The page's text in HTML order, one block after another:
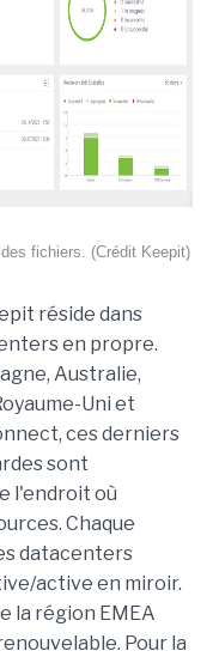
fichiers. (Crédit Keepit)
réside dans
en propre.
Australie,
Uni et
ces derniers
sont
l'endroit où
Chaque
datacenters
active en miroir.
la région EMEA
Pour la